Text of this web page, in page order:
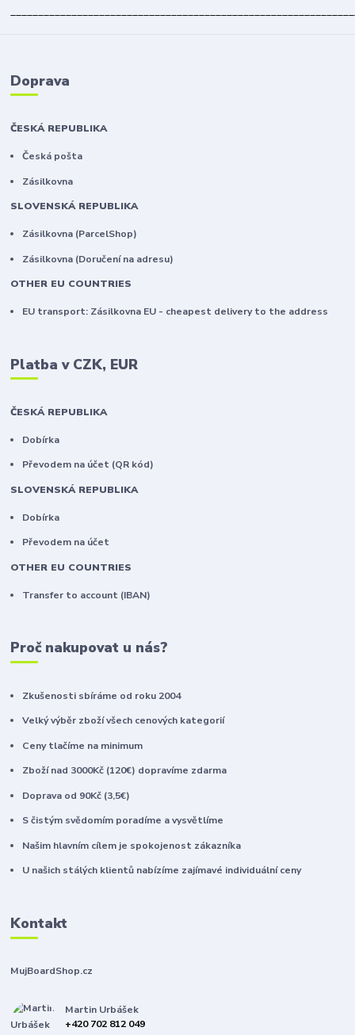
Doprava
ČESKÁ REPUBLIKA
Česká pošta
Zásilkovna
SLOVENSKÁ REPUBLIKA
Zásilkovna (ParcelShop)
Zásilkovna (Doručení na adresu)
OTHER EU COUNTRIES
EU transport: Zásilkovna EU - cheapest delivery to the address
Platba v CZK, EUR
ČESKÁ REPUBLIKA
Dobírka
Převodem na účet (QR kód)
SLOVENSKÁ REPUBLIKA
Dobírka
Převodem na účet
OTHER EU COUNTRIES
Transfer to account (IBAN)
Proč nakupovat u nás?
Zkušenosti sbíráme od roku 2004
Velký výběr zboží všech cenových kategorií
Ceny tlačíme na minimum
Zboží nad 3000Kč (120€) dopravíme zdarma
Doprava od 90Kč (3,5€)
S čistým svědomím poradíme a vysvětlíme
Našim hlavním cílem je spokojenost zákazníka
U našich stálých klientů nabízíme zajímavé individuální ceny
Kontakt
MujBoardShop.cz
Martin Urbášek
+420 702 812 049